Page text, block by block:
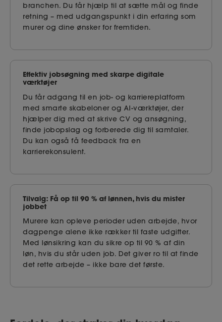
branchen. Du får hjælp til at sætte mål og finde
retning – med udgangspunkt i din erfaring som
murer og dine ønsker for fremtiden.
Effektiv jobsøgning med skarpe digitale
værktøjer
Du får adgang til en job- og karriereplatform
med smarte skabeloner og AI-værktøjer, der
hjælper dig med at skrive CV og ansøgning,
finde jobopslag og forberede dig til samtaler.
Du kan også få feedback fra en
karrierekonsulent.
Tilvalg: Få op til 90 % af lønnen, hvis du mister
jobbet
Murere kan opleve perioder uden arbejde, hvor
dagpenge alene ikke rækker til faste udgifter.
Med lønsikring kan du sikre op til 90 % af din
løn, hvis du står uden job. Det giver ro til at finde
det rette arbejde – ikke bare det første.